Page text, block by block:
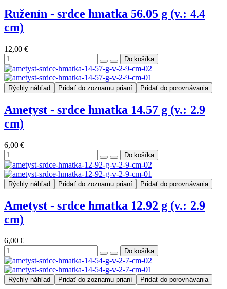
Ruženín - srdce hmatka 56.05 g (v.: 4.4
cm)
12,00 €
Rýchly náhľad Pridať do zoznamu prianí Pridať do porovnávania
Ametyst - srdce hmatka 14.57 g (v.: 2.9
cm)
6,00 €
Rýchly náhľad Pridať do zoznamu prianí Pridať do porovnávania
Ametyst - srdce hmatka 12.92 g (v.: 2.9
cm)
6,00 €
Rýchly náhľad Pridať do zoznamu prianí Pridať do porovnávania